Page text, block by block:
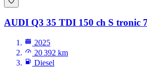
AUDI Q3 35 TDI 150 ch S tronic
2025
20 392 km
Diesel